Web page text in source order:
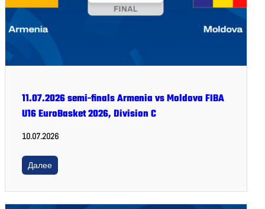
11.07.2026 semi-finals Armenia vs Moldova FIBA
U16 EuroBasket 2026, Division C
10.07.2026
Далее